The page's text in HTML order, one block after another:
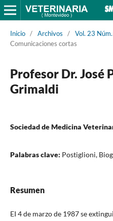
Inicio / Archivos / Vol. 23
Comunicaciones cortas
Profesor Dr. José
Grimaldi
Sociedad de Medicina
Palabras clave: Postiglioni,
Resumen
EI 4 de marzo de 1987 se